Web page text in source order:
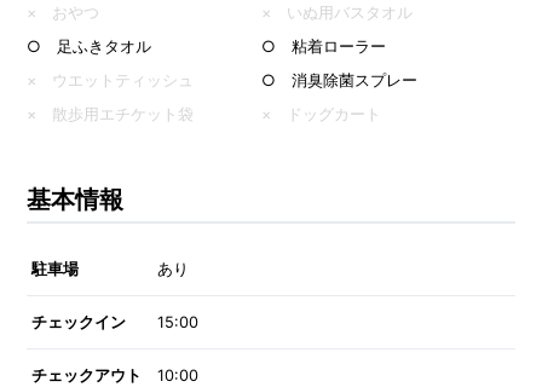
× おやつ
× いぬ用バスタオル
○ 足ふきタオル
○ 粘着ローラー
× ウエットティッシュ
○ 消臭除菌スプレー
× 散歩用エチケット袋
× ドッグカート
基本情報
駐車場 あり
チェックイン 15:00
チェックアウト 10:00